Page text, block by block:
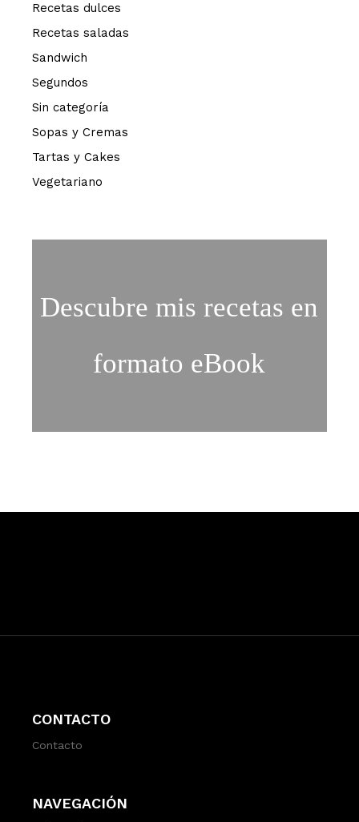
Recetas dulces
Recetas saladas
Sandwich
Segundos
Sin categoría
Sopas y Cremas
Tartas y Cakes
Vegetariano
Descubre mis recetas en
formato eBook
CONTACTO
Contacto
NAVEGACIÓN